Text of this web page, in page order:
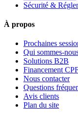
Sécurité &
À propos
Prochaines
Qui sommes-
Solutions B2B
Financement
Nous contacter
Questions
Avis clients
Plan du site